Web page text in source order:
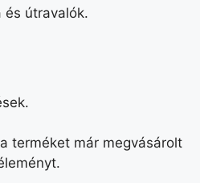
és útravalók.
terméket már megvásárolt